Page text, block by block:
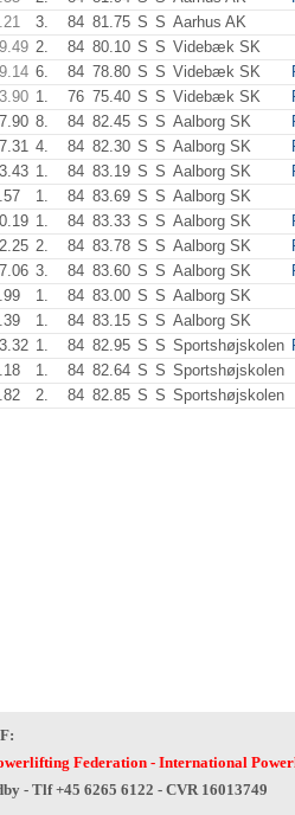
3. 84 81.75 S S Aarhus AK
2. 84 80.10 S S Videbæk SK
6. 84 78.80 S S Videbæk SK
1. 76 75.40 S S Videbæk SK
8. 84 82.45 S S Aalborg SK
4. 84 82.30 S S Aalborg SK
1. 84 83.19 S S Aalborg SK
1. 84 83.69 S S Aalborg SK
1. 84 83.33 S S Aalborg SK
2. 84 83.78 S S Aalborg SK
3. 84 83.60 S S Aalborg SK
1. 84 83.00 S S Aalborg SK
1. 84 83.15 S S Aalborg SK
1. 84 82.95 S S Sportshøjskolen
1. 84 82.64 S S Sportshøjskolen
2. 84 82.85 S S Sportshøjskolen
Federation- International
- Tlf +45 6265 6122 - CVR 16013749